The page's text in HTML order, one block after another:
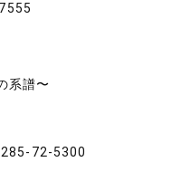
系譜〜
72-5300